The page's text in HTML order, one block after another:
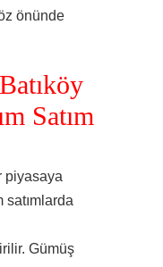
önünde
Satım
piyasaya
satımlarda
Gümüş